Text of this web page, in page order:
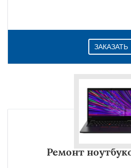
ЗАКАЗАТЬ
Ремонт